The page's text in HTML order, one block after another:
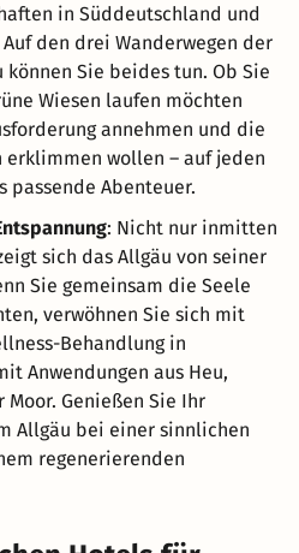
in Süddeutschland und
den drei Wanderwegen der
Sie beides tun. Ob Sie
Wiesen laufen möchten
annehmen und die
wollen – auf jeden
passende Abenteuer.
: Nicht nur inmitten
sich das Allgäu von seiner
Sie gemeinsam die Seele
verwöhnen Sie sich mit
Behandlung in
Anwendungen aus Heu,
Moor. Genießen Sie Ihr
Allgäu bei einer sinnlichen
regenerierenden